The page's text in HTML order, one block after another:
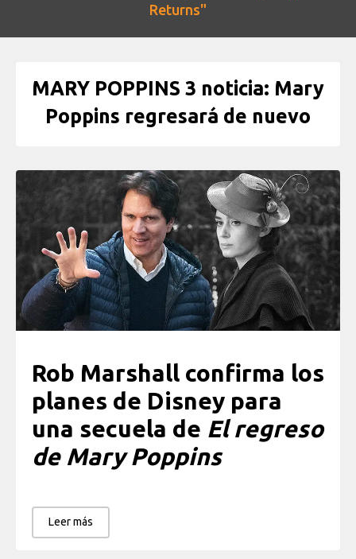
Returns"
MARY POPPINS 3 noticia: Mary
Poppins regresará de nuevo
Rob Marshall confirma los
planes de Disney para
una secuela de El regreso
de Mary Poppins
Leer más